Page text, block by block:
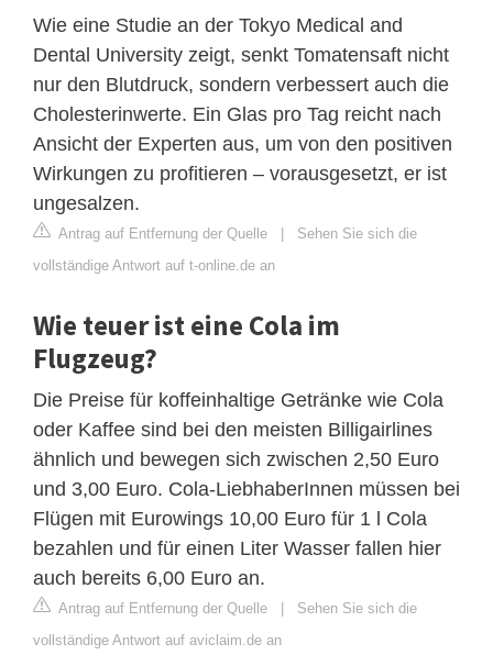
Wie eine Studie an der Tokyo Medical and
Dental University zeigt, senkt Tomatensaft nicht
nur den Blutdruck, sondern verbessert auch die
Cholesterinwerte. Ein Glas pro Tag reicht nach
Ansicht der Experten aus, um von den positiven
Wirkungen zu profitieren – vorausgesetzt, er ist
ungesalzen.
Antrag auf Entfernung der Quelle | Sehen Sie sich die
vollständige Antwort auf t-online.de an
Wie teuer ist eine Cola im
Flugzeug?
Die Preise für koffeinhaltige Getränke wie Cola
oder Kaffee sind bei den meisten Billigairlines
ähnlich und bewegen sich zwischen 2,50 Euro
und 3,00 Euro. Cola-LiebhaberInnen müssen bei
Flügen mit Eurowings 10,00 Euro für 1 l Cola
bezahlen und für einen Liter Wasser fallen hier
auch bereits 6,00 Euro an.
Antrag auf Entfernung der Quelle | Sehen Sie sich die
vollständige Antwort auf aviclaim.de an